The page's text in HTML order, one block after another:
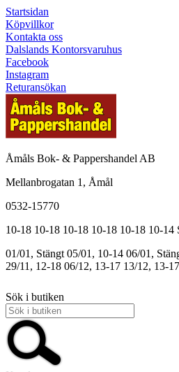
Startsidan
Köpvillkor
Kontakta oss
Dalslands Kontorsvaruhus
Facebook
Instagram
Returansökan
Åmåls Bok- & Pappershandel AB
Mellanbrogatan 1, Åmål
0532-15770
10-18 10-18 10-18 10-18 10-18 10-14
01/01, Stängt 05/01, 10-14 06/01,
29/11, 12-18 06/12, 13-17 13/12, 13-17
Sök i butiken